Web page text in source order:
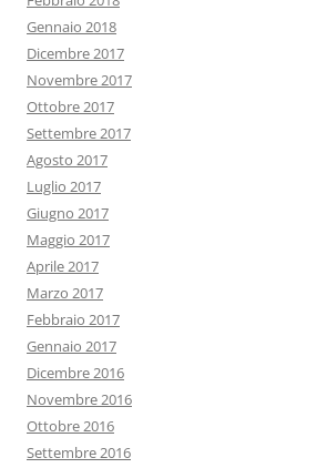
Gennaio 2018
Dicembre 2017
Novembre 2017
Ottobre 2017
Settembre 2017
Agosto 2017
Luglio 2017
Giugno 2017
Maggio 2017
Aprile 2017
Marzo 2017
Febbraio 2017
Gennaio 2017
Dicembre 2016
Novembre 2016
Ottobre 2016
Settembre 2016